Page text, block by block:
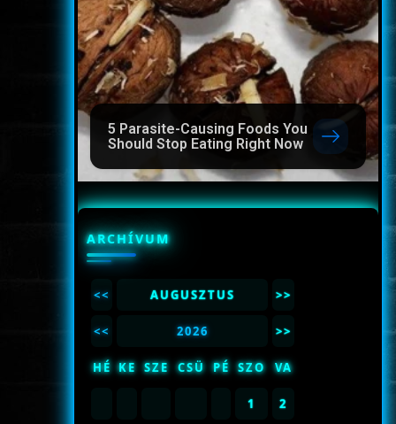
5 Parasite-Causing Foods You
Should Stop Eating Right Now
ARCHÍVUM
<< AUGUSZTUS >>
<< 2026 >>
HÉ KE SZE CSÜ PÉ SZO VA
1 2